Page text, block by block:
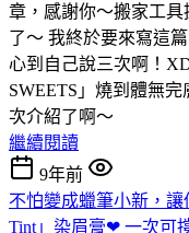
章，感謝你～搬家工具
了～ 我終於要來寫這
心到自己說三次啊！
SWEETS」燒到體無
次介紹了啊～
繼續閱讀
9年前
不怕變成蠟筆小新，讓
Tint」染眉膏❤ 一次可